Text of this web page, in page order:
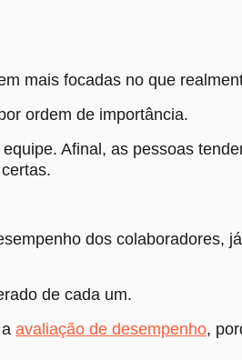
mais focadas no que
ordem de importância.
equipe. Afinal, as pessoas
dos colaboradores,
de cada um.
avaliação de desempenho,